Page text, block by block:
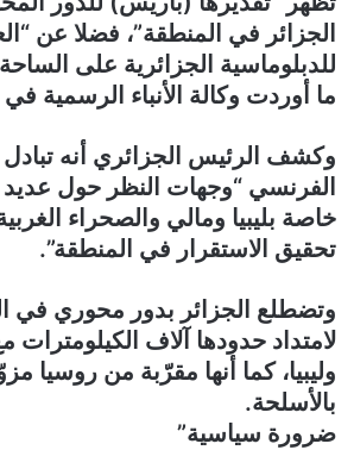
الجزائر في المنطقة”، فضلا عن
للدبلوماسية الجزائرية على
ما أوردت وكالة الأنباء الرسمية في
وكشف الرئيس الجزائري أنه
الفرنسي “وجهات النظر حول عديد
خاصة بليبيا ومالي والصحراء
تحقيق الاستقرار في المنطقة”.
وتضطلع الجزائر بدور محوري في
لامتداد حدودها آلاف الكيلومترات
وليبيا، كما أنها مقرّبة من روسيا
بالأسلحة.
ضرورة سياسية”